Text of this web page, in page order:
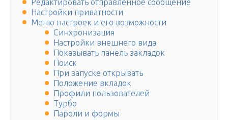
Редактировать отправленное сообщение
Настройки приватности
Меню настроек и его возможности
Синхронизация
Настройки внешнего вида
Показывать панель закладок
Поиск
При запуске открывать
Положение вкладок
Профили пользователей
Турбо
Пароли и формы